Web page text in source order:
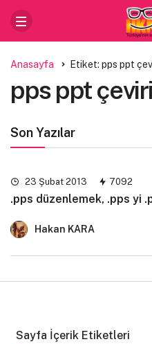
Anasayfa Etiket: pps ppt
pps ppt
Son Yazılar
23 Şubat 2013 7092
.pps düzenlemek, .pps yi
Hakan KARA
Sayfa İçerik Etiketleri